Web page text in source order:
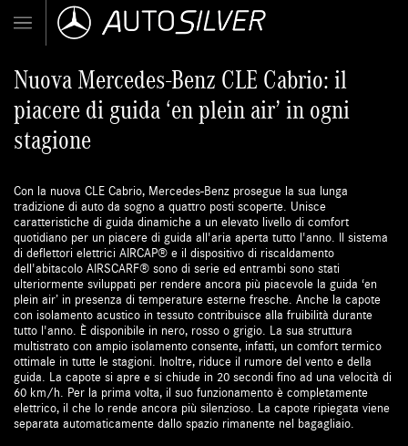
Nuova Mercedes-Benz CLE Cabrio: il
piacere di guida ‘en plein air’ in ogni
stagione
Con la nuova CLE Cabrio, Mercedes-Benz prosegue la sua lunga
tradizione di auto da sogno a quattro posti scoperte. Unisce
caratteristiche di guida dinamiche a un elevato livello di comfort
quotidiano per un piacere di guida all'aria aperta tutto l'anno. Il sistema
di deflettori elettrici AIRCAP® e il dispositivo di riscaldamento
dell'abitacolo AIRSCARF® sono di serie ed entrambi sono stati
ulteriormente sviluppati per rendere ancora più piacevole la guida ‘en
plein air’ in presenza di temperature esterne fresche. Anche la capote
con isolamento acustico in tessuto contribuisce alla fruibilità durante
tutto l'anno. È disponibile in nero, rosso o grigio. La sua struttura
multistrato con ampio isolamento consente, infatti, un comfort termico
ottimale in tutte le stagioni. Inoltre, riduce il rumore del vento e della
guida. La capote si apre e si chiude in 20 secondi fino ad una velocità di
60 km/h. Per la prima volta, il suo funzionamento è completamente
elettrico, il che lo rende ancora più silenzioso. La capote ripiegata viene
separata automaticamente dallo spazio rimanente nel bagagliaio.